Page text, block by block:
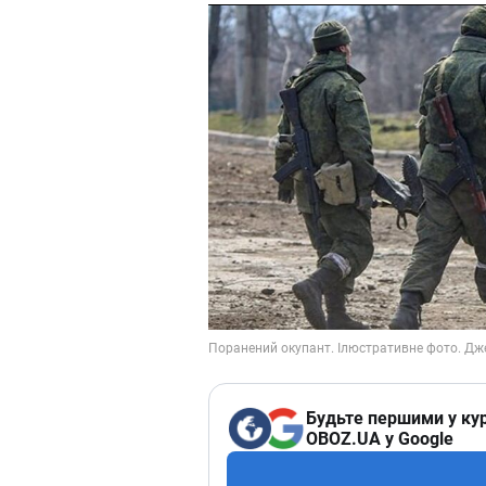
Будьте першими у
OBOZ.UA у Google